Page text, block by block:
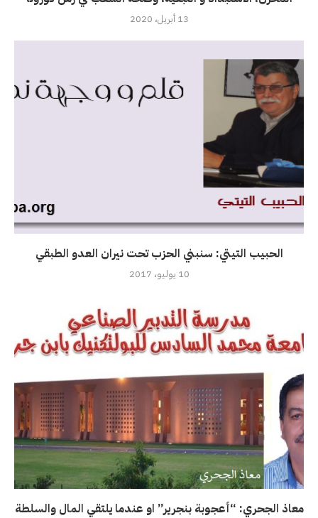
13 أبريل، 2020
الحبيب التيتي: سنبني الحزب تحت نيران العدو الطبقي
10 يوليو، 2017
معاذ الجحري: “أعجوبة بنجرير” او عندما يلتقي المال والسلطة